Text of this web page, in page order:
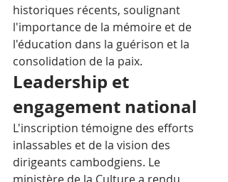
historiques récents, soulignant
l'importance de la mémoire et de
l'éducation dans la guérison et la
consolidation de la paix.
Leadership et
engagement national
L'inscription témoigne des efforts
inlassables et de la vision des
dirigeants cambodgiens. Le